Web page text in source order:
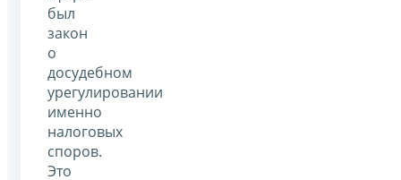
был
закон
о
досудебном
урегулировании
именно
налоговых
споров.
Это